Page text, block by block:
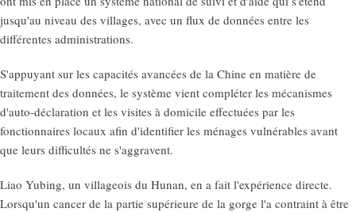
jusqu'au niveau des villages, avec un flux de données entre les
différentes administrations.
S'appuyant sur les capacités avancées de la Chine en matière de
traitement des données, le système vient compléter les mécanismes
d'auto-déclaration et les visites à domicile effectuées par les
fonctionnaires locaux afin d'identifier les ménages vulnérables avant
que leurs difficultés ne s'aggravent.
Liao Yubing, un villageois du Hunan, en a fait l'expérience directe.
Lorsqu'un cancer de la partie supérieure de la gorge l'a contraint à être